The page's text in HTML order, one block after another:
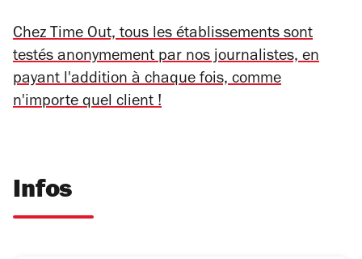
Chez Time Out, tous les établissements sont
testés anonymement par nos journalistes, en
payant l'addition à chaque fois, comme
n'importe quel client !
Infos